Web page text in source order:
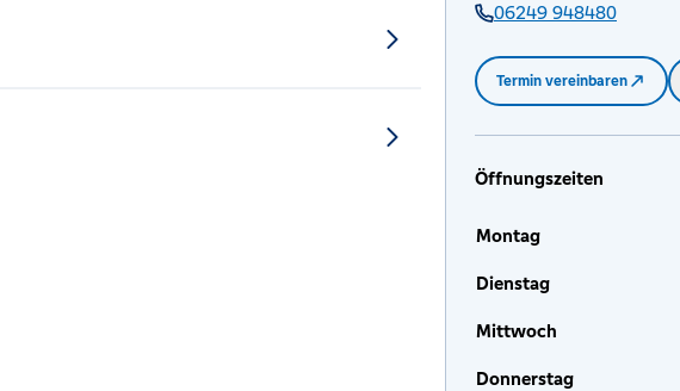
06249 948480
Termin vereinbaren
Öffnungszeiten
Montag
Dienstag
Mittwoch
Donnerstag